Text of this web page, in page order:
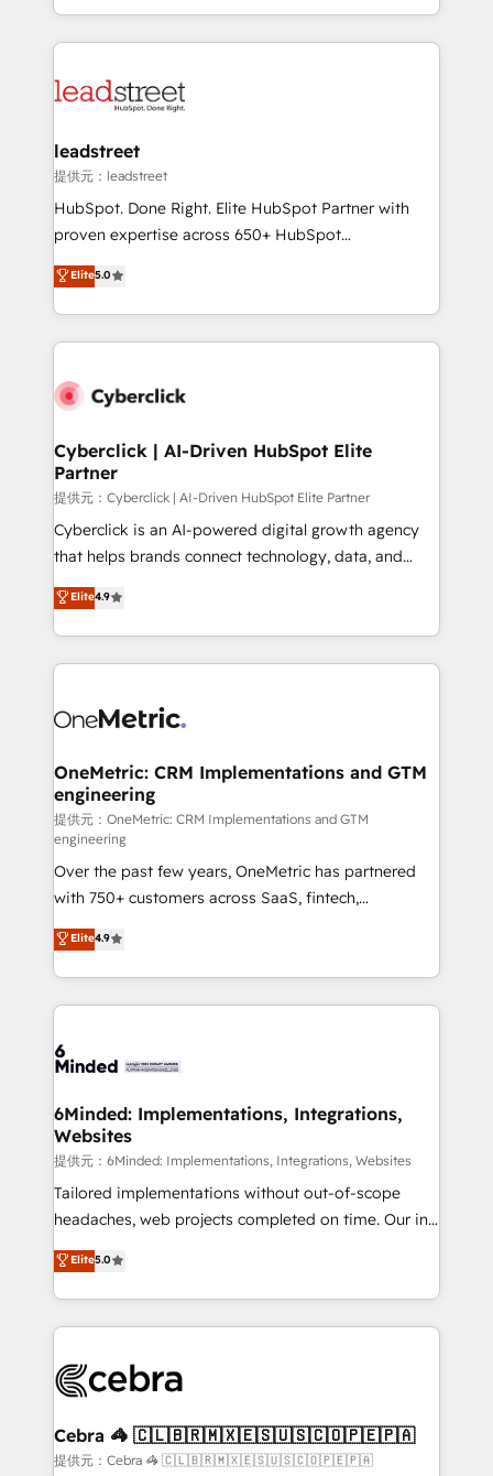
America. From casual user to super fan: make
Canada, we’ve delivered thousands of successful
HubSpot projects for mid-market and enterprise
combine HubSpot, data, and AI to design connected
and technology for predictable, scalable revenue
growth. Our expertise spans RevOps, CRM and data
architecture, AI enablement, and strategic marketing,
delivered through our proprietary FLAIR framework
Partner and ISO 27001:2022 certified consultancy,
we blend strategy, creativity, and technology to help
leadstreet
提供元：leadstreet
HubSpot. Done Right. Elite HubSpot Partner with
proven expertise across 650+ HubSpot
implementations. With 12+ years of HubSpot
experience, we help you use the HubSpot platform
to its fullest capacity, improve your current HubSpot
website, or build your new one.
Elite5.0
Cyberclick | AI-Driven HubSpot Elite
Partner
提供元：Cyberclick | AI-Driven HubSpot Elite Partner
Cyberclick is an AI-powered digital growth agency
that helps brands connect technology, data, and
creativity to achieve measurable results. Founded in
Barcelona and operating across Spain, LATAM, and
the UK, we support global companies in building
smarter marketing, sales, and customer success
Iberia (Spain & Portugal), we combine human insight
growth. Our multidisciplinary team designs solutions
that simplify complexity, boost performance, and
turn innovation into real impact. 🌍 Highlights •
HubSpot Partner since 2012 • 2022 EMEA Impact
Award: Best Integration • 150+ successful HubSpot
projects • Clients in 30+ industries • Proprietary
technology for integrations • Multilingual team:
English, Spanish, Portuguese & Italian 👉 Grow
smarter with AI and HubSpot.
Elite4.9
OneMetric: CRM Implementations and GTM
engineering
提供元：OneMetric: CRM Implementations and GTM
engineering
Over the past few years, OneMetric has partnered
with 750+ customers across SaaS, fintech,
healthcare, real estate, and other industries. With
150+ HubSpot-certified experts, we deliver scalable
solutions to complex GTM and RevOps challenges.
Our Expertise 🔹 Onboarding & Implementation:
tailored to your GTM motion. 🔹 Migrations:
from other CRMs to HubSpot without data loss or
downtime. 🔹 RevOps Strategy: Align teams,
processes, and data to drive revenue efficiency. 🔹
Integrations: Connect HubSpot with your tech stack
for better adoption. 🔹 Custom Solutions: Build
SOC 2 Type II and ISO 27001 certified, reinforcing
our commitment to data security and compliance. At
Elite4.9
6Minded: Implementations, Integrations,
Websites
提供元：6Minded: Implementations, Integrations, Websites
Tailored implementations without out-of-scope
headaches, web projects completed on time. Our in-
house team of certified CRM architects, experts,
developers, designers, and marketers handles all
aspects of your HubSpot. ✨ 400+ global clients ✨
100+ seamless migrations from 15+ different CRMs
implementations, and 5,000+ pages ✨ CS: Clients
CS: 245% organic growth & +751% new visitors for a
full-funnel HubSpot project ✨ CS: 415% conversion
Elite5.0
Cebra 🦓 🇨🇱🇧🇷🇲🇽🇪🇸🇺🇸🇨🇴🇵🇪🇵🇦
提供元：Cebra 🦓 🇨🇱🇧🇷🇲🇽🇪🇸🇺🇸🇨🇴🇵🇪🇵🇦